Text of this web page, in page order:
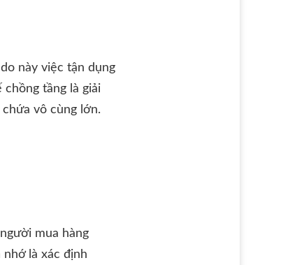
này việc tận dụng
tầng là giải
vô cùng lớn.
mua hàng
là xác định